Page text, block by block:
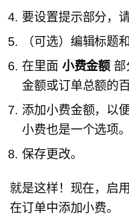
要设置提示部分，
（可选）编辑标题
在里面 小费金额 部
金额或订单总额的百
添加小费金额，以
小费也是一个选项。
保存更改。
就是这样！现在，启
在订单中添加小费。